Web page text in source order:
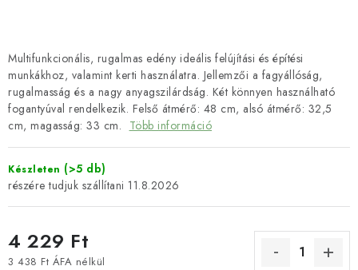
SZEMÉLYES ADATOK FELDOLGOZÁSA
Multifunkcionális, rugalmas edény ideális felújítási és építési
munkákhoz, valamint kerti használatra. Jellemzői a fagyállóság,
rugalmasság és a nagy anyagszilárdság. Két könnyen használható
fogantyúval rendelkezik. Felső átmérő: 48 cm, alsó átmérő: 32,5
cm, magasság: 33 cm. Több információ
Készleten (>5 db)
11.8.2026
4 229 Ft
3 438 Ft ÁFA nélkül